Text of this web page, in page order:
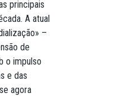
principais
A atual
–
de
o impulso
e das
agora